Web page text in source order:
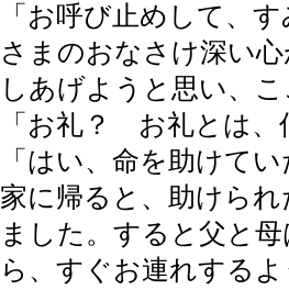
「お呼び止めして、
さまのおなさけ深い
しあげようと思い、
「お礼？ お礼とは、
「はい、命を助けて
家に帰ると、助けら
ました。すると父と
ら、すぐお連れする